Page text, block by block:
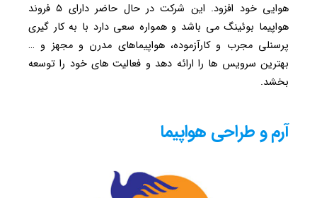
هوایی خود افزود. این شرکت در حال حاضر دارای ۵ فروند
هواپیما بوئینگ می باشد و همواره سعی دارد با به کار گیری
پرسنلی مجرب و کارآزموده، هواپیماهای مدرن و مجهز و …
بهترین سرویس ها را ارائه دهد و فعالیت های خود را توسعه
بخشد.
آرم و طراحی هواپیما